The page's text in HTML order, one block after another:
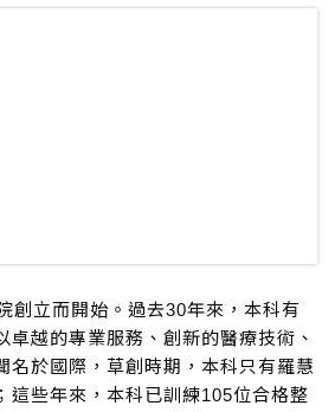
創立而開始。過去30年來，本科有
卓越的專業服務、創新的醫療技術、
名於國際，草創時期，本科只有羅慧
這些年來，本科已訓練105位合格整